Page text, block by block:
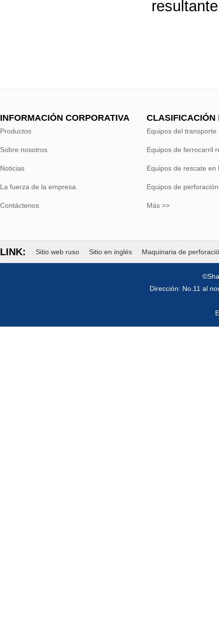
INFORMACIÓN CORPORATIVA
Productos
Sobre nosotros
Noticias
La fuerza de la empresa
Contáctenos
CLASIFICACIÓN
Equipos del transporte
Equipos de ferrocarril
Equipos de rescate en
Equipos de perforación
Más >>
LINK: Sitio web ruso Sitio en inglés Maquinaria de
Dirección: No.11 al